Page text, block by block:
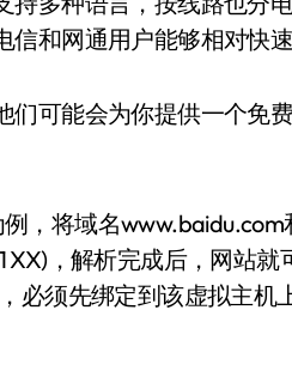
和网通用户能够相对快速
们可能会为你提供一个免
，将域名
XX)，解析完成后，网站
必须先绑定到该虚拟主